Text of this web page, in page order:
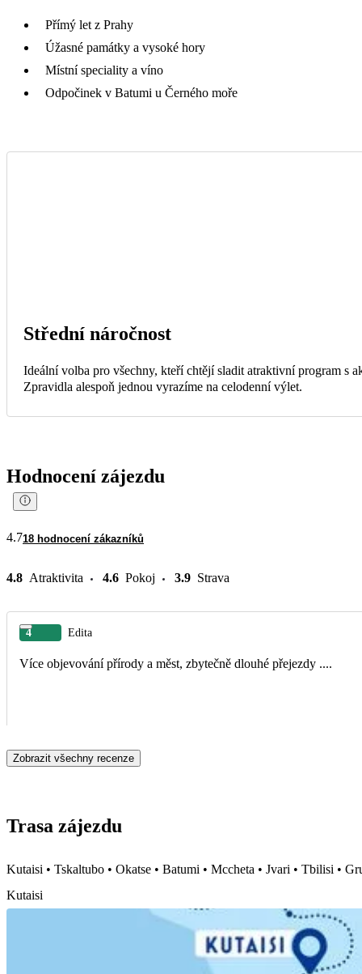
Přímý let z Prahy
Úžasné památky a vysoké hory
Místní speciality a víno
Odpočinek v Batumi u Černého moře
Střední náročnost
Ideální volba pro všechny, kteří chtějí sladit atraktivní program s
Zpravidla alespoň jednou vyrazíme na celodenní výlet.
Hodnocení zájezdu
4.718 hodnocení zákazníků
4.8 Atraktivita 4.6 Pokoj 3.9 Strava
4 Edita
Více objevování přírody a měst, zbytečně dlouhé přejezdy ....
Zobrazit všechny recenze
Trasa zájezdu
Kutaisi • Tskaltubo • Okatse • Batumi • Mccheta • Jvari • Tbilisi •
Kutaisi